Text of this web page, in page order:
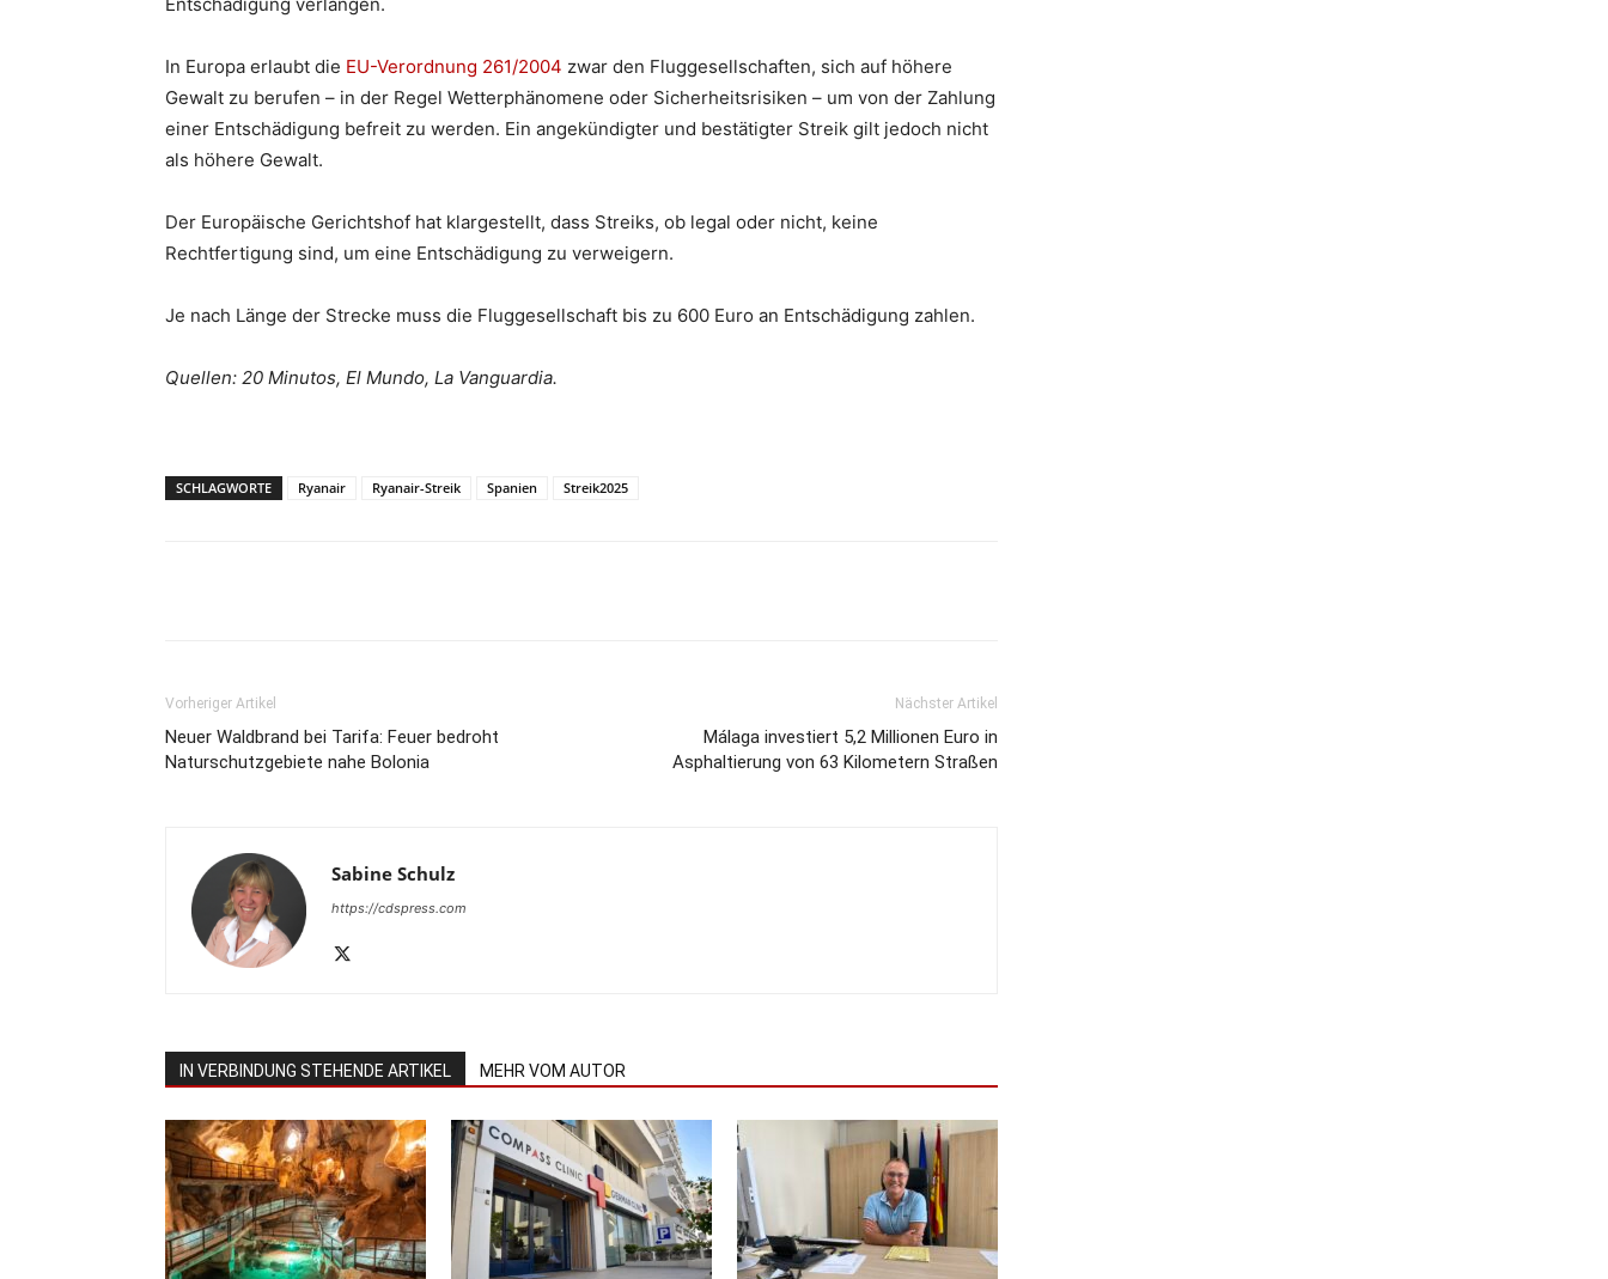
In Europa erlaubt die EU-Verordnung 261/2004 zwar den Fluggesellschaften, sich auf höhere
Gewalt zu berufen – in der Regel Wetterphänomene oder Sicherheitsrisiken – um von der Zahlung
einer Entschädigung befreit zu werden. Ein angekündigter und bestätigter Streik gilt jedoch nicht
als höhere Gewalt.
Der Europäische Gerichtshof hat klargestellt, dass Streiks, ob legal oder nicht, keine
Rechtfertigung sind, um eine Entschädigung zu verweigern.
Je nach Länge der Strecke muss die Fluggesellschaft bis zu 600 Euro an Entschädigung zahlen.
Quellen: 20 Minutos, El Mundo, La Vanguardia.
SCHLAGWORTE Ryanair Ryanair-Streik Spanien Streik2025
Vorheriger Artikel
Neuer Waldbrand bei Tarifa: Feuer bedroht
Naturschutzgebiete nahe Bolonia
Nächster Artikel
Málaga investiert 5,2 Millionen Euro in
Asphaltierung von 63 Kilometern Straßen
Sabine Schulz
https://cdspress.com
IN VERBINDUNG STEHENDE ARTIKEL MEHR VOM AUTOR